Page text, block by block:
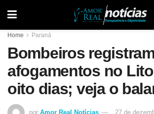
Home Paraná
Bombeiros
afogamentos no
oito dias; veja o
por Amor Real Notícias 27 de